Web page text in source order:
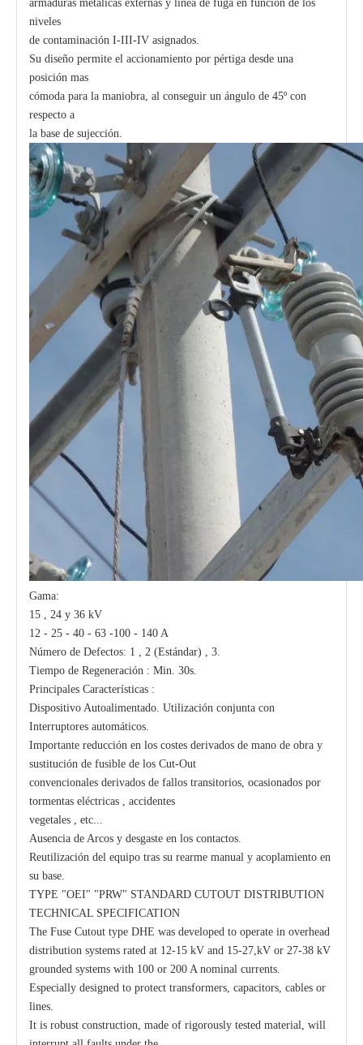
armaduras metálicas externas y línea de fuga en función de los
niveles
de contaminación I-III-IV asignados.
Su diseño permite el accionamiento por pértiga desde una
posición mas
cómoda para la maniobra, al conseguir un ángulo de 45º con
respecto a
la base de sujección.
Gama:
15 , 24 y 36 kV
12 - 25 - 40 - 63 -100 - 140 A
Número de Defectos: 1 , 2 (Estándar) , 3.
Tiempo de Regeneración : Min. 30s.
Principales Características :
Dispositivo Autoalimentado. Utilización conjunta con
Interruptores automáticos.
Importante reducción en los costes derivados de mano de obra y
sustitución de fusible de los Cut-Out
convencionales derivados de fallos transitorios, ocasionados por
tormentas eléctricas , accidentes
vegetales , etc...
Ausencia de Arcos y desgaste en los contactos.
Reutilización del equipo tras su rearme manual y acoplamiento en
su base.
TYPE "OEI" "PRW" STANDARD CUTOUT DISTRIBUTION
TECHNICAL SPECIFICATION
The Fuse Cutout type DHE was developed to operate in overhead
distribution systems rated at 12-15 kV and 15-27,kV or 27-38 kV
grounded systems with 100 or 200 A nominal currents.
Especially designed to protect transformers, capacitors, cables or
lines.
It is robust construction, made of rigorously tested material, will